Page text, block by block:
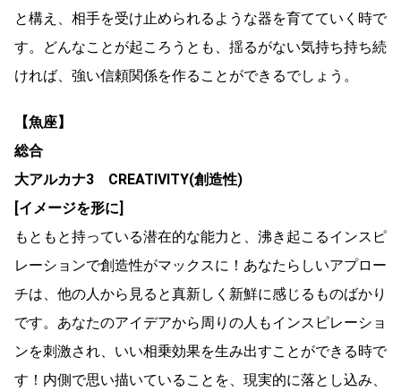
と構え、相手を受け止められるような器を育てていく時で
す。どんなことが起ころうとも、揺るがない気持ち持ち続
ければ、強い信頼関係を作ることができるでしょう。
【魚座】
総合
大アルカナ3 CREATIVITY(創造性)
[イメージを形に]
もともと持っている潜在的な能力と、沸き起こるインスピ
レーションで創造性がマックスに！あなたらしいアプロー
チは、他の人から見ると真新しく新鮮に感じるものばかり
です。あなたのアイデアから周りの人もインスピレーショ
ンを刺激され、いい相乗効果を生み出すことができる時で
す！内側で思い描いていることを、現実的に落とし込み、